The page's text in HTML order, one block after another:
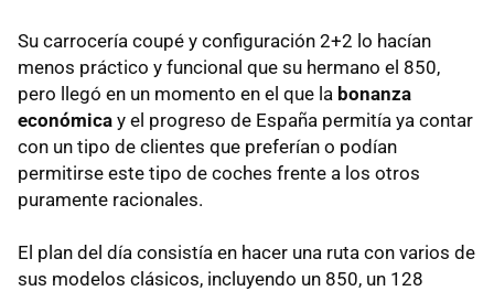
Su carrocería coupé y configuración 2+2 lo hacían
menos práctico y funcional que su hermano el 850,
pero llegó en un momento en el que la bonanza
económica y el progreso de España permitía ya contar
con un tipo de clientes que preferían o podían
permitirse este tipo de coches frente a los otros
puramente racionales.
El plan del día consistía en hacer una ruta con varios de
sus modelos clásicos, incluyendo un 850, un 128